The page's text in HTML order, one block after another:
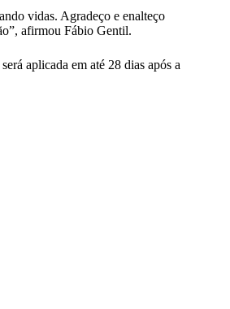
vidas. Agradeço e enalteço
afirmou Fábio Gentil.
aplicada em até 28 dias após a